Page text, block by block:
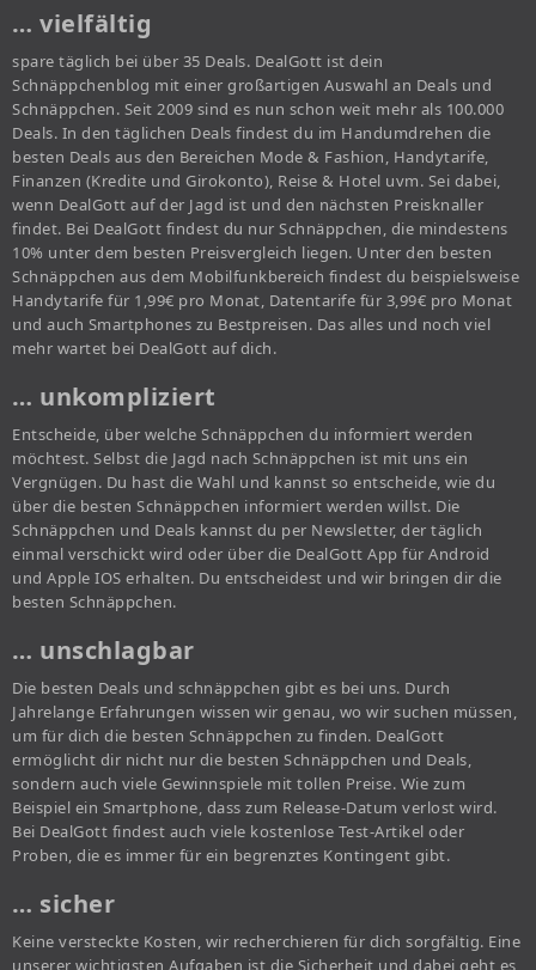
… vielfältig
spare täglich bei über 35 Deals. DealGott ist dein
Schnäppchenblog mit einer großartigen Auswahl an Deals und
Schnäppchen. Seit 2009 sind es nun schon weit mehr als 100.000
Deals. In den täglichen Deals findest du im Handumdrehen die
besten Deals aus den Bereichen Mode & Fashion, Handytarife,
Finanzen (Kredite und Girokonto), Reise & Hotel uvm. Sei dabei,
wenn DealGott auf der Jagd ist und den nächsten Preisknaller
findet. Bei DealGott findest du nur Schnäppchen, die mindestens
10% unter dem besten Preisvergleich liegen. Unter den besten
Schnäppchen aus dem Mobilfunkbereich findest du beispielsweise
Handytarife für 1,99€ pro Monat, Datentarife für 3,99€ pro Monat
und auch Smartphones zu Bestpreisen. Das alles und noch viel
mehr wartet bei DealGott auf dich.
… unkompliziert
Entscheide, über welche Schnäppchen du informiert werden
möchtest. Selbst die Jagd nach Schnäppchen ist mit uns ein
Vergnügen. Du hast die Wahl und kannst so entscheide, wie du
über die besten Schnäppchen informiert werden willst. Die
Schnäppchen und Deals kannst du per Newsletter, der täglich
einmal verschickt wird oder über die DealGott App für Android
und Apple IOS erhalten. Du entscheidest und wir bringen dir die
besten Schnäppchen.
… unschlagbar
Die besten Deals und schnäppchen gibt es bei uns. Durch
Jahrelange Erfahrungen wissen wir genau, wo wir suchen müssen,
um für dich die besten Schnäppchen zu finden. DealGott
ermöglicht dir nicht nur die besten Schnäppchen und Deals,
sondern auch viele Gewinnspiele mit tollen Preise. Wie zum
Beispiel ein Smartphone, dass zum Release-Datum verlost wird.
Bei DealGott findest auch viele kostenlose Test-Artikel oder
Proben, die es immer für ein begrenztes Kontingent gibt.
… sicher
Keine versteckte Kosten, wir recherchieren für dich sorgfältig. Eine
unserer wichtigsten Aufgaben ist die Sicherheit und dabei geht es